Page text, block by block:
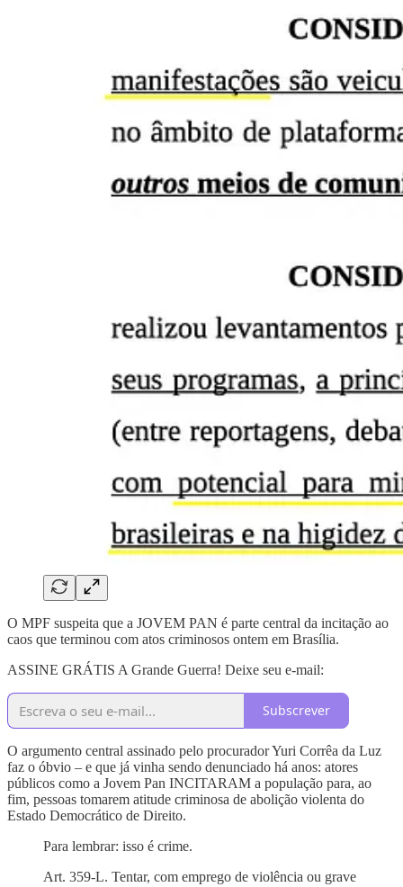
O MPF suspeita que a JOVEM PAN é parte central da incitação ao
caos que terminou com atos criminosos ontem em Brasília.
ASSINE GRÁTIS A Grande Guerra! Deixe seu e-mail:
Subscrever
O argumento central assinado pelo procurador Yuri Corrêa da Luz
faz o óbvio – e que já vinha sendo denunciado há anos: atores
públicos como a Jovem Pan INCITARAM a população para, ao
fim, pessoas tomarem atitude criminosa de abolição violenta do
Estado Democrático de Direito.
Para lembrar: isso é crime.
Art. 359-L. Tentar, com emprego de violência ou grave